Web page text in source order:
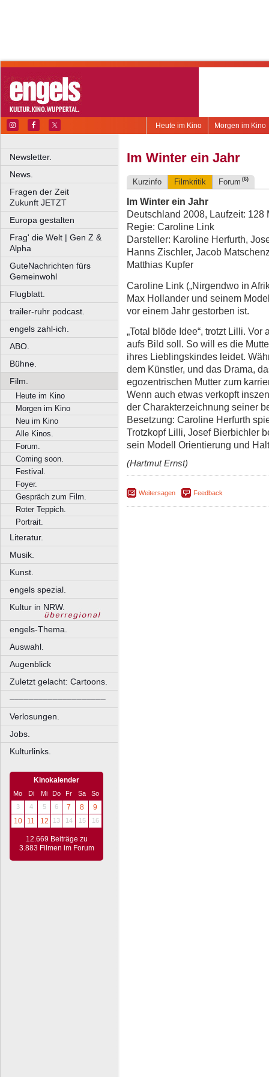
Morgen im Kino
Heute im Kino
Newsletter.
News.
Fragen der Zeit
Zukunft JETZT
Europa gestalten
Frag' die Welt | Gen Z &
Alpha
GuteNachrichten fürs
Gemeinwohl
Flugblatt.
trailer-ruhr podcast.
engels zahl-ich.
ABO.
Bühne.
Film.
Heute im Kino
Morgen im Kino
Neu im Kino
Alle Kinos.
Forum.
Coming soon.
Festival.
Foyer.
Gespräch zum Film.
Roter Teppich.
Portrait.
Literatur.
Musik.
Kunst.
engels spezial.
Kultur in NRW.
engels-Thema.
Auswahl.
Augenblick
Zuletzt gelacht: Cartoons.
––––––––––––––––––––
Verlosungen.
Jobs.
Kulturlinks.
Kinokalender
Mo Di Mi Do Fr Sa
So
3
4 5 6 7 8
9
10
11 12 13 14 15 16
12.669 Beiträge zu
3.883 Filmen im Forum
Im Winter ein Jahr
Kurzinfo Filmkritik Forum (6)
Im Winter ein Jahr
Deutschland 2008, Laufzeit: 128
Regie: Caroline Link
Darsteller: Karoline Herfurth,
Hanns Zischler, Jacob
Matthias Kupfer
Caroline Link („Nirgendwo in
Max Hollander und seinem
vor einem Jahr gestorben ist.
„Total blöde Idee“, trotzt Lilli.
aufs Bild soll. So will es die
ihres Lieblingskindes leidet.
dem Künstler, und das Drama,
egozentrischen Mutter zum
Wenn auch etwas verkopft
der Charakterzeichnung seiner
Besetzung: Caroline Herfurth
Trotzkopf Lilli, Josef Bierbichler
sein Modell Orientierung und
(Hartmut Ernst)
Weitersagen Feedback